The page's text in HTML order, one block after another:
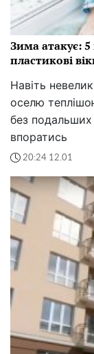
Зима атакує: 5
пластикові
Навіть
оселю
без подальших
впоратись
20:24 12.01